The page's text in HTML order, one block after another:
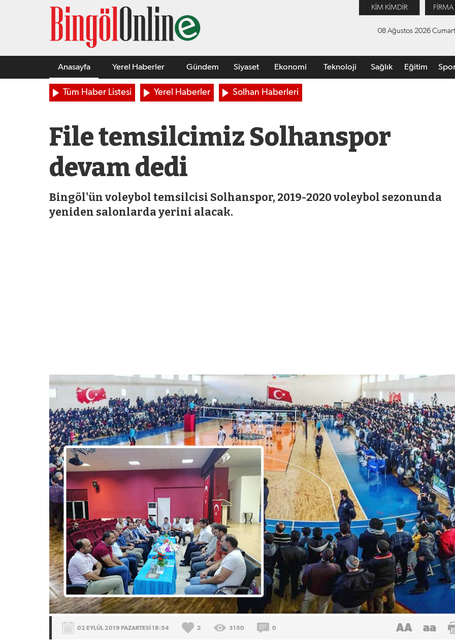
KİM KİMDİR FİRMA
08 Ağustos 2026
Anasayfa Yerel Haberler Gündem Siyaset Ekonomi Teknoloji Sağlık Eğitim
Tüm Haber Listesi Yerel Haberler Solhan Haberleri
File temsilcimiz Solhanspor
devam dedi
Bingöl'ün voleybol temsilcisi Solhanspor, 2019-2020 voleybol sezonunda
yeniden salonlarda yerini alacak.
02 EYLÜL 2019 PAZARTESİ 18:54 2 3150 0 AA aa